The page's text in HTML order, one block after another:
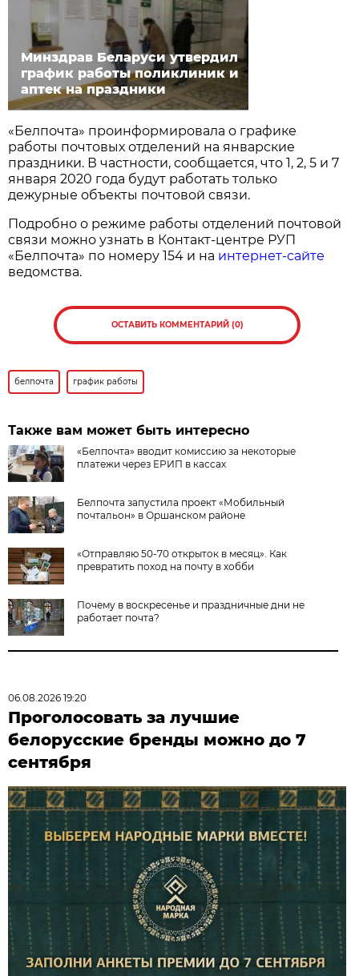
Минздрав Беларуси утвердил
график работы поликлиник и
аптек на праздники
«Белпочта» проинформировала о графике
работы почтовых отделений на январские
праздники. В частности, сообщается, что 1, 2, 5 и 7
января 2020 года будут работать только
дежурные объекты почтовой связи.
Подробно о режиме работы отделений почтовой
связи можно узнать в Контакт-центре РУП
«Белпочта» по номеру 154 и на интернет-сайте
ведомства.
ОСТАВИТЬ КОММЕНТАРИЙ (0)
белпочта график работы
Также вам может быть интересно
«Белпочта» вводит комиссию за некоторые
платежи через ЕРИП в кассах
Белпочта запустила проект «Мобильный
почтальон» в Оршанском районе
«Отправляю 50-70 открыток в месяц». Как
превратить поход на почту в хобби
Почему в воскресенье и праздничные дни не
работает почта?
06.08.2026 19:20
Проголосовать за лучшие
белорусские бренды можно до 7
сентября